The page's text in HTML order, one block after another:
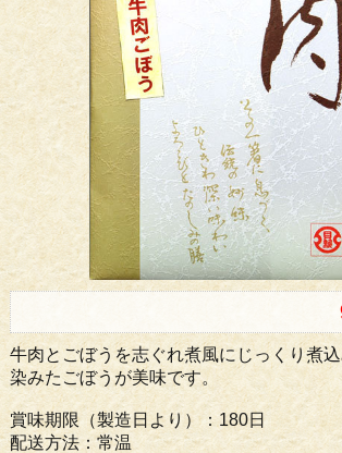
牛肉とごぼうを志ぐれ煮風にじっくり煮
染みたごぼうが美味です。
賞味期限（製造日より）：180日
配送方法：常温